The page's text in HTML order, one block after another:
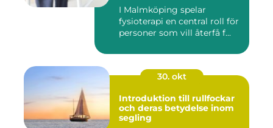
I Malmköping spelar
fysioterapi en central roll för
personer som vill återfå f...
30. okt
Introduktion till rullfockar
och deras betydelse inom
segling